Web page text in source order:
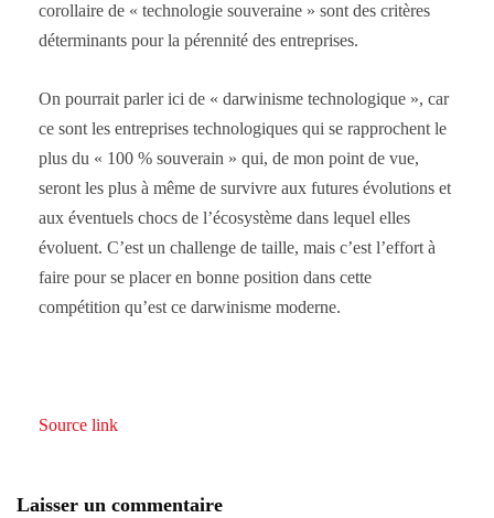
corollaire de « technologie souveraine » sont des critères
déterminants pour la pérennité des entreprises.
On pourrait parler ici de « darwinisme technologique », car
ce sont les entreprises technologiques qui se rapprochent le
plus du « 100 % souverain » qui, de mon point de vue,
seront les plus à même de survivre aux futures évolutions et
aux éventuels chocs de l’écosystème dans lequel elles
évoluent. C’est un challenge de taille, mais c’est l’effort à
faire pour se placer en bonne position dans cette
compétition qu’est ce darwinisme moderne.
Source link
Laisser un commentaire